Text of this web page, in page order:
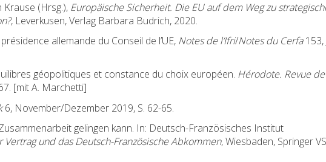
Krause (Hrsg.), Europäische Sicherheit. Die EU auf dem Weg zu
, Leverkusen, Verlag Barbara Budrich, 2020.
allemande du Conseil de l’UE, Notes de l’Ifri/Notes du Cerfa153,
géopolitiques et constance du choix européen. Hérodote. Revue de
[mit A. Marchetti]
6, November/Dezember 2019, S. 62-65.
gelingen kann. In: Deutsch-Französisches Institut
und das Deutsch-Französische Abkommen, Wiesbaden, Springer